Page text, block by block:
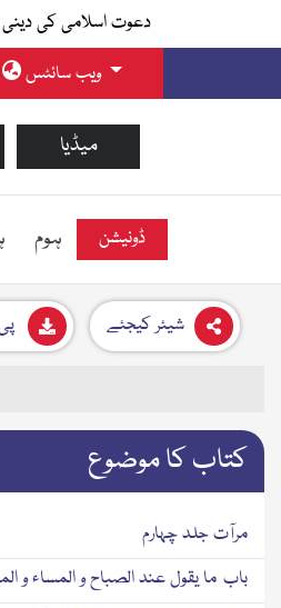
دعوت اسلامی کی
ویب سائٹس
میڈیا
ہوم ڈونیشن
شیئر کیجئے
کتاب کا موضوع
مرآت جلد چہارم
باب ما یقول عند الصباح و المساء و